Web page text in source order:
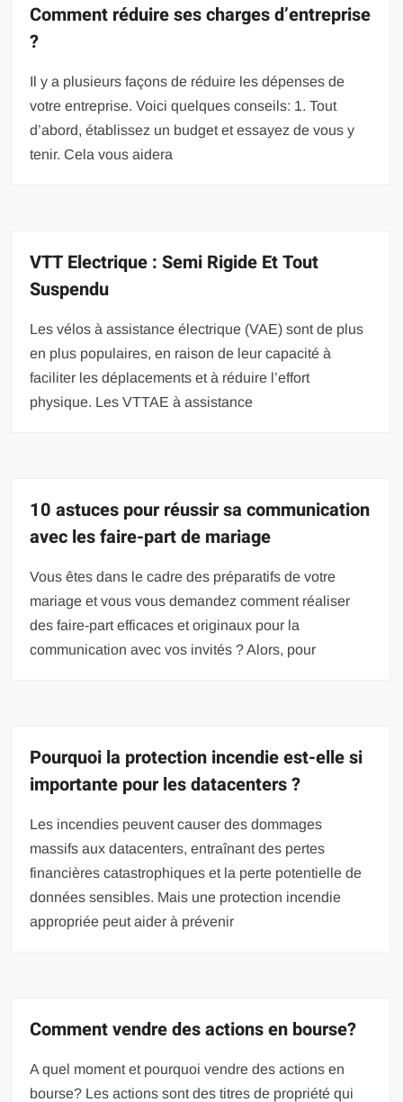
Comment réduire ses charges d’entreprise
?
Il y a plusieurs façons de réduire les dépenses de
votre entreprise. Voici quelques conseils: 1. Tout
d’abord, établissez un budget et essayez de vous y
tenir. Cela vous aidera
VTT Electrique : Semi Rigide Et Tout
Suspendu
Les vélos à assistance électrique (VAE) sont de plus
en plus populaires, en raison de leur capacité à
faciliter les déplacements et à réduire l’effort
physique. Les VTTAE à assistance
10 astuces pour réussir sa communication
avec les faire-part de mariage
Vous êtes dans le cadre des préparatifs de votre
mariage et vous vous demandez comment réaliser
des faire-part efficaces et originaux pour la
communication avec vos invités ? Alors, pour
Pourquoi la protection incendie est-elle si
importante pour les datacenters ?
Les incendies peuvent causer des dommages
massifs aux datacenters, entraînant des pertes
financières catastrophiques et la perte potentielle de
données sensibles. Mais une protection incendie
appropriée peut aider à prévenir
Comment vendre des actions en bourse?
A quel moment et pourquoi vendre des actions en
bourse? Les actions sont des titres de propriété qui